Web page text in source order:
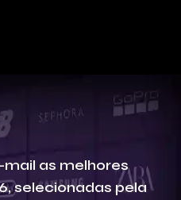
as melhores
selecionadas pela